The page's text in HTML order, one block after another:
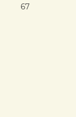
67